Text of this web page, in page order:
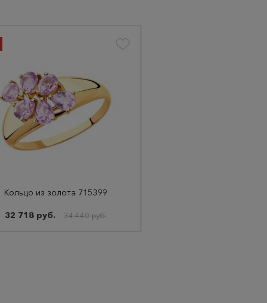
Кольцо из золота 715399
32 718 руб. 34 440 руб.